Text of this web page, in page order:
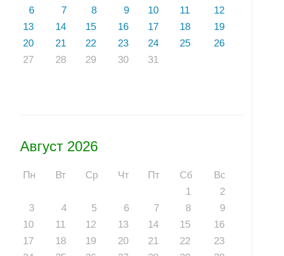
6
7 8 9 10 11
12
13
14 15 16 17 18
19
20
21 22 23 24 25
26
27
28 29 30 31
Август 2026
Пн Вт Ср Чт Пт Сб
Вс
1
2
3
4 5 6 7 8
9
10
11 12 13 14 15
16
17
18 19 20 21 22
23